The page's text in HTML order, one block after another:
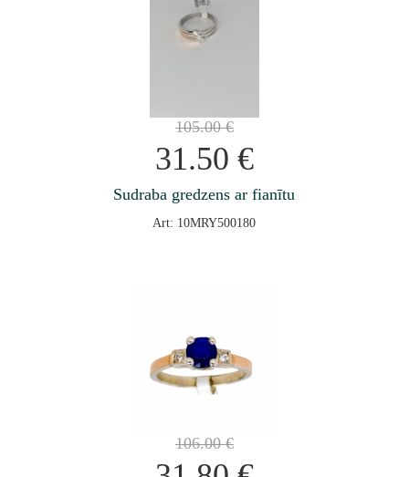
105.00€
31.50 €
Sudraba gredzens ar fianītu
Art: 10MRY500180
106.00€